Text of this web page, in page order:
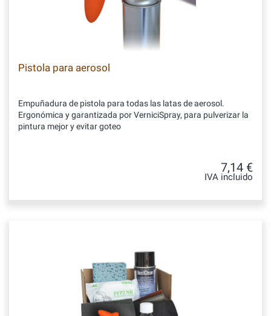
Pistola para aerosol
Empuñadura de pistola para todas las latas de aerosol.
Ergonómica y garantizada por VerniciSpray, para pulverizar la
pintura mejor y evitar goteo
7,14 €
IVA incluido